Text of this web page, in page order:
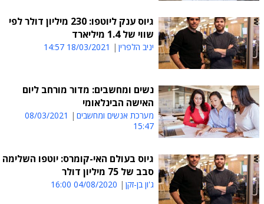
גיוס ענק ליוטפו: 230 מיליון דולר לפי
שווי של 1.4 מיליארד
יניב הלפרין 18/03/2021 14:57
נשים ומחשבים: מדור מורחב ליום
האישה הבינלאומי
מערכת אנשים ומחשבים
08/03/2021
15:47
גיוס בעולם האי-קומרס: יוטפו השלימה
סבב של 75 מיליון דולר
ג'ון בן-זקן 04/08/2020 16:00